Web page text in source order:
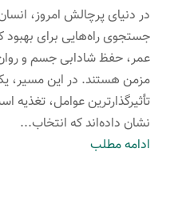
در دنیای پرچالش امروز،
جستجوی راه‌هایی برای
عمر، حفظ شادابی جسم و
مزمن هستند. در این مسیر،
تأثیرگذارترین عوامل،
نشان داده‌اند که انتخاب...
ادامه مطلب